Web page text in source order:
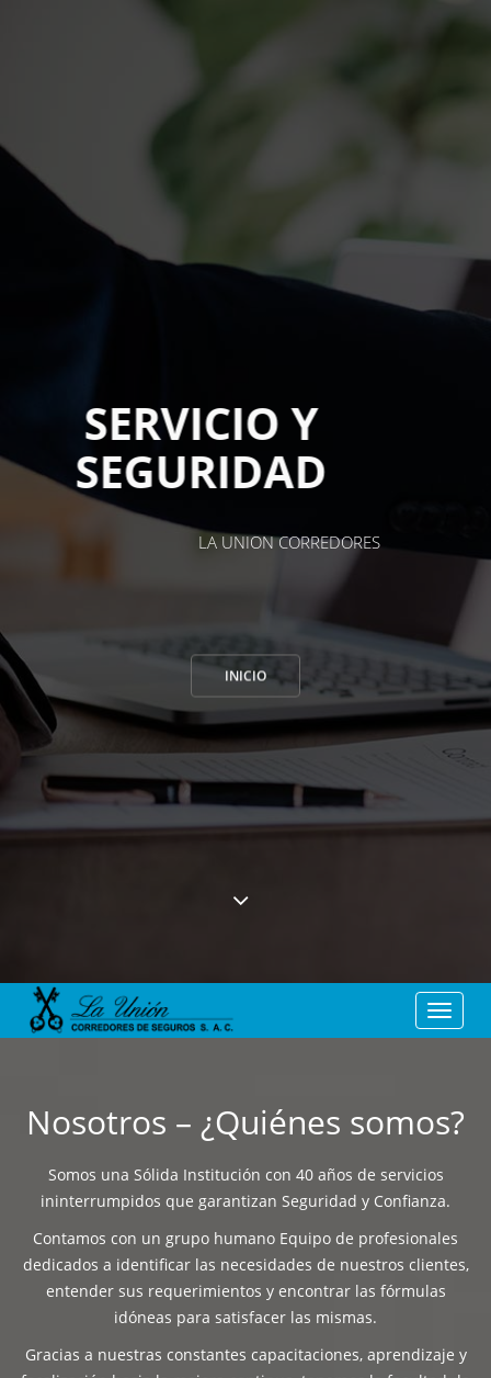
SERVICIO Y
SEGURIDAD
LA UNION CORREDORES
Toggle
Nosotros – ¿Quiénes somos?
Somos una Sólida Institución con 40 años de servicios
ininterrumpidos que garantizan Seguridad y Confianza.
Contamos con un grupo humano Equipo de profesionales
dedicados a identificar las necesidades de nuestros clientes,
entender sus requerimientos y encontrar las fórmulas
idóneas para satisfacer las mismas.
Gracias a nuestras constantes capacitaciones, aprendizaje y